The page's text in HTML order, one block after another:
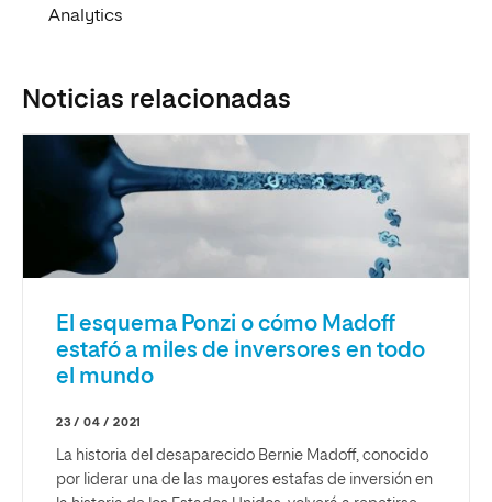
Analytics
Noticias relacionadas
El esquema Ponzi o cómo Madoff
estafó a miles de inversores en todo
el mundo
23 / 04 / 2021
La historia del desaparecido Bernie Madoff, conocido
por liderar una de las mayores estafas de inversión en